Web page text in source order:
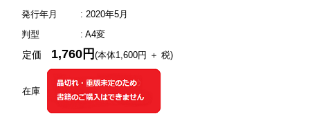
発行年月
: 2020年5月
判型
: A4変
在庫
定価 1,760円(本体1,600円 ＋ 税)